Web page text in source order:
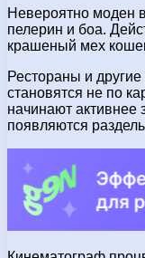
Невероятно моден
пелерин и боа.
крашеный мех
Рестораны и
становятся не по
начинают активнее
появляются